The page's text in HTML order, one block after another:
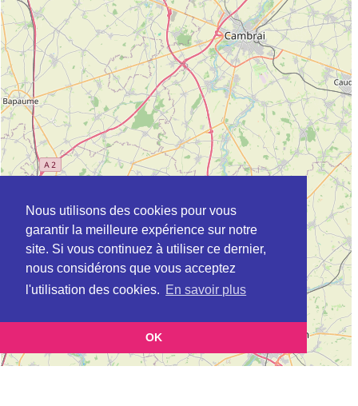
Nous utilisons des cookies pour vous
garantir la meilleure expérience sur notre
site. Si vous continuez à utiliser ce dernier,
nous considérons que vous acceptez
l'utilisation des cookies. En savoir plus
OK